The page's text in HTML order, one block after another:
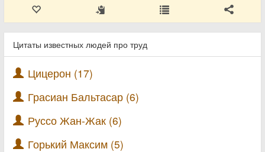
Цитаты известных людей про труд
Цицерон (17)
Грасиан Бальтасар (6)
Руссо Жан-Жак (6)
Горький Максим (5)